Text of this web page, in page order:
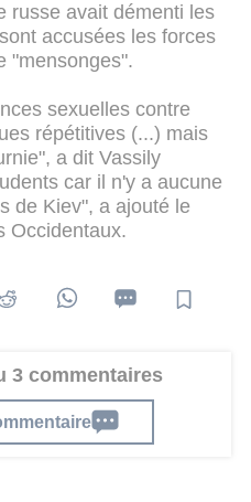
russe avait démenti les
accusées les forces
"mensonges".
sexuelles contre
répétitives (...) mais
a dit Vassily
car il n'y a aucune
de Kiev", a ajouté le
Occidentaux.
3 commentaires